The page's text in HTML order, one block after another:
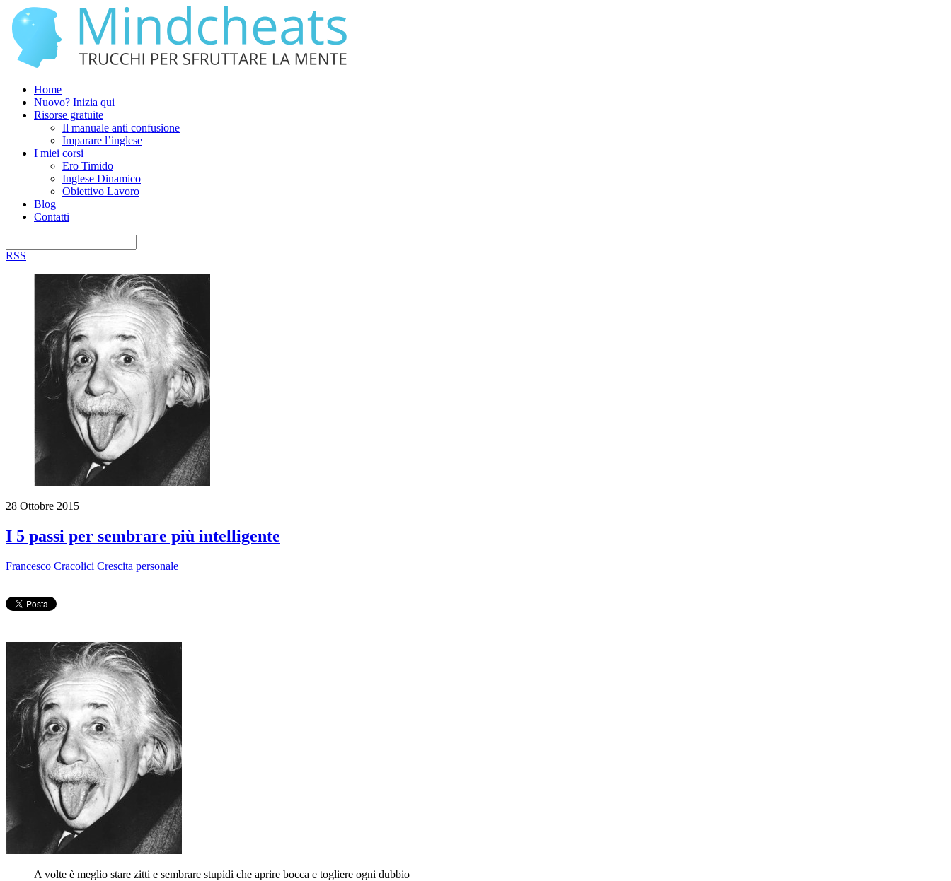
Home
Nuovo? Inizia qui
Risorse gratuite
Il manuale anti confusione
Imparare l’inglese
I miei corsi
Ero Timido
Inglese Dinamico
Obiettivo Lavoro
Blog
Contatti
RSS
28 Ottobre 2015
I 5 passi per sembrare più intelligente
Francesco Cracolici Crescita personale
A volte è meglio stare zitti e sembrare stupidi che aprire bocca e togliere ogni dubbio